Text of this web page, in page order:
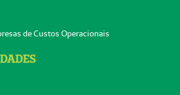
de Custos Operacionais